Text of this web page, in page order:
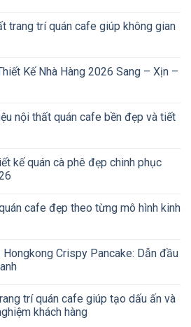
trang trí quán cafe giúp không gian
Kế Nhà Hàng 2026 Sang – Xịn –
nội thất quán cafe bền đẹp và tiết
kế quán cà phê đẹp chinh phục
cafe đẹp theo từng mô hình kinh
Crispy Pancake: Dẫn đầu
trí quán cafe giúp tạo dấu ấn và
khách hàng